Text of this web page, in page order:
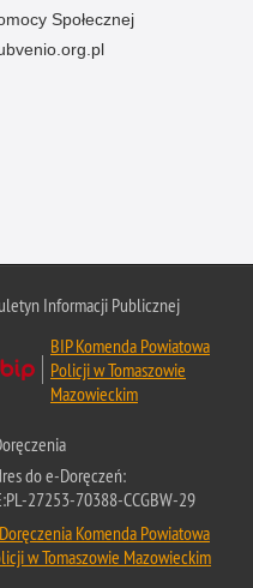
Społecznej
Informacji Publicznej
BIP Komenda Powiatowa
Policji w Tomaszowie
Mazowieckim
do e-Doręczeń:
27253-70388-CCGBW-29
Komenda Powiatowa
w Tomaszowie Mazowieckim